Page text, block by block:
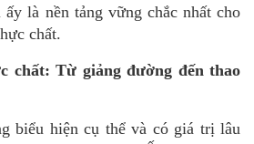
ấy là nền tảng vững chắc nhất cho
chất.
chất: Từ giảng đường đến thao
biểu hiện cụ thể và có giá trị lâu